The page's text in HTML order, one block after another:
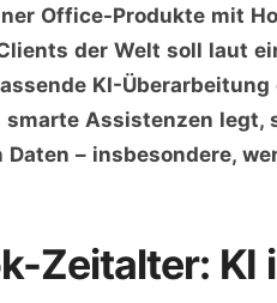
Office-Produkte mit
der Welt soll laut
KI-
Assistenzen legt,
– insbesondere,
Zeitalter: KI